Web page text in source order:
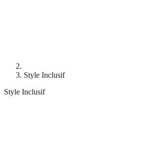
Style Inclusif
Style Inclusif